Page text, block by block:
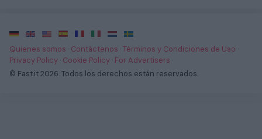
· · · · · ·
·
Quienes somos · Contáctenos ·Términos y Condiciones de Uso ·
Privacy Policy · Cookie Policy · For Advertisers ·
© Fast.it 2026. Todos los derechos están reservados.